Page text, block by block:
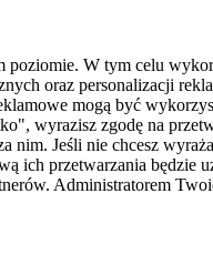
poziomie. W tym celu
oraz personalizacji
mogą być
wyrazisz zgodę na
nim. Jeśli nie chcesz
ich przetwarzania będzie
Administratorem